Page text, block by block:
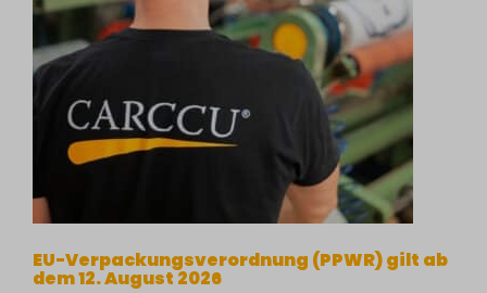
EU-Verpackungsverordnung (PPWR) gilt ab
dem 12. August 2026